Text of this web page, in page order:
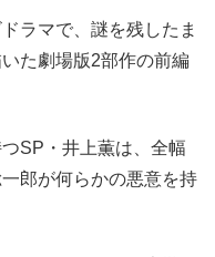
ラマで、謎を残したま
た劇場版2部作の前編
SP・井上薫は、全幅
郎が何らかの悪意を持